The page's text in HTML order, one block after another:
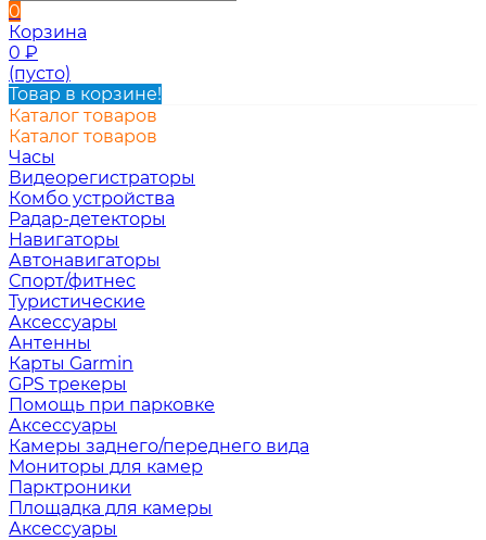
0
Корзина
0 ₽
(пусто)
Товар в корзине!
Каталог товаров
Каталог товаров
Часы
Видеорегистраторы
Комбо устройства
Радар-детекторы
Навигаторы
Автонавигаторы
Спорт/фитнес
Туристические
Аксессуары
Антенны
Карты Garmin
GPS трекеры
Помощь при парковке
Аксессуары
Камеры заднего/переднего вида
Мониторы для камер
Парктроники
Площадка для камеры
Аксессуары